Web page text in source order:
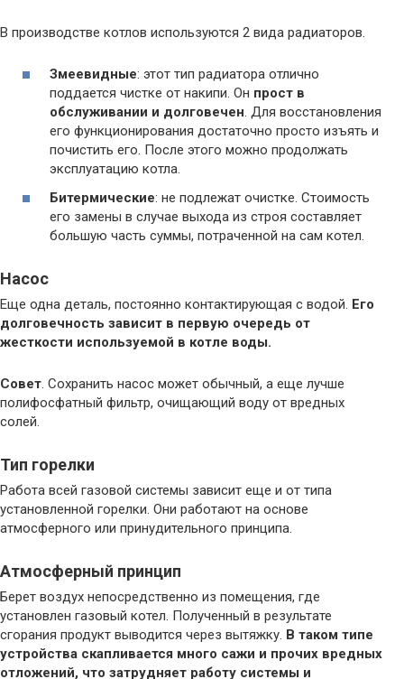
В производстве котлов используются 2 вида радиаторов.
Змеевидные: этот тип радиатора отлично
поддается чистке от накипи. Он прост в
обслуживании и долговечен. Для восстановления
его функционирования достаточно просто изъять и
почистить его. После этого можно продолжать
эксплуатацию котла.
Битермические: не подлежат очистке. Стоимость
его замены в случае выхода из строя составляет
большую часть суммы, потраченной на сам котел.
Насос
Еще одна деталь, постоянно контактирующая с водой. Его
долговечность зависит в первую очередь от
жесткости используемой в котле воды.
Совет. Сохранить насос может обычный, а еще лучше
полифосфатный фильтр, очищающий воду от вредных
солей.
Тип горелки
Работа всей газовой системы зависит еще и от типа
установленной горелки. Они работают на основе
атмосферного или принудительного принципа.
Атмосферный принцип
Берет воздух непосредственно из помещения, где
установлен газовый котел. Полученный в результате
сгорания продукт выводится через вытяжку. В таком типе
устройства скапливается много сажи и прочих вредных
отложений, что затрудняет работу системы и